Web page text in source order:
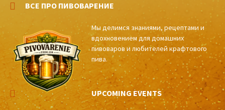
ВСЕ ПРО ПИВОВАРЕНИЕ
Мы делимся знаниями, рецептами и
вдохновением для домашних
пивоваров и любителей крафтового
пива.
UPCOMING EVENTS